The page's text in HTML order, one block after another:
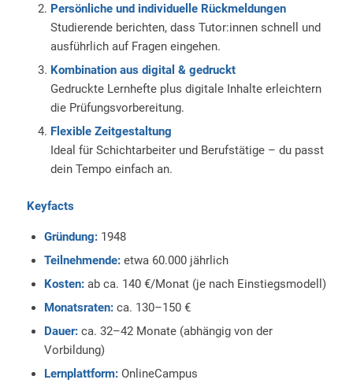
Persönliche und individuelle Rückmeldungen
Studierende berichten, dass Tutor:innen schnell und
ausführlich auf Fragen eingehen.
Kombination aus digital & gedruckt
Gedruckte Lernhefte plus digitale Inhalte erleichtern
die Prüfungsvorbereitung.
Flexible Zeitgestaltung
Ideal für Schichtarbeiter und Berufstätige – du passt
dein Tempo einfach an.
Keyfacts
Gründung:1948
Teilnehmende:etwa 60.000 jährlich
Kosten:ab ca. 140 €/Monat (je nach Einstiegsmodell)
Monatsraten:ca. 130–150 €
Dauer:ca. 32–42 Monate (abhängig von der
Vorbildung)
Lernplattform:OnlineCampus